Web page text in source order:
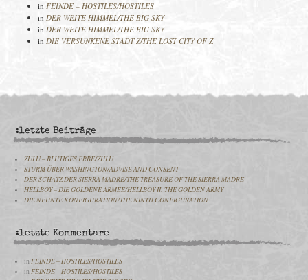
in FEINDE – HOSTILES/HOSTILES
in DER WEITE HIMMEL/THE BIG SKY
in DER WEITE HIMMEL/THE BIG SKY
in DIE VERSUNKENE STADT Z/THE LOST CITY OF Z
:letzte Beiträge
ZULU – BLUTIGES ERBE/ZULU
STURM ÜBER WASHINGTON/ADVISE AND CONSENT
DER SCHATZ DER SIERRA MADRE/THE TREASURE OF THE SIERRA MADRE
HELLBOY – DIE GOLDENE ARMEE/HELLBOY II: THE GOLDEN ARMY
DIE NEUNTE KONFIGURATION/THE NINTH CONFIGURATION
:letzte Kommentare
inFEINDE – HOSTILES/HOSTILES
inFEINDE – HOSTILES/HOSTILES